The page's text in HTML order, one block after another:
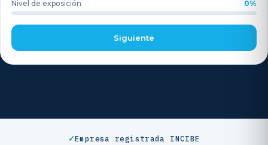
Empresa registrada INCIBE